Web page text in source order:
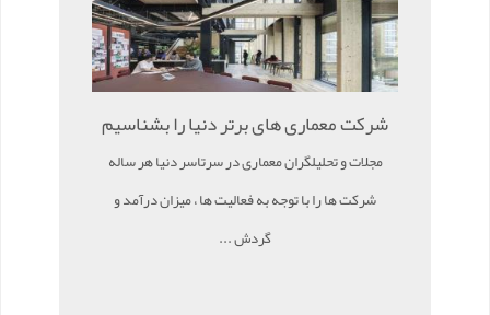
شرکت معماری های برتر دنیا را بشناسیم
مجلات و تحلیلگران معماری در سرتاسر دنیا هر ساله
شرکت ها را با توجه به فعالیت ها ، میزان درآمد و
گردش ...